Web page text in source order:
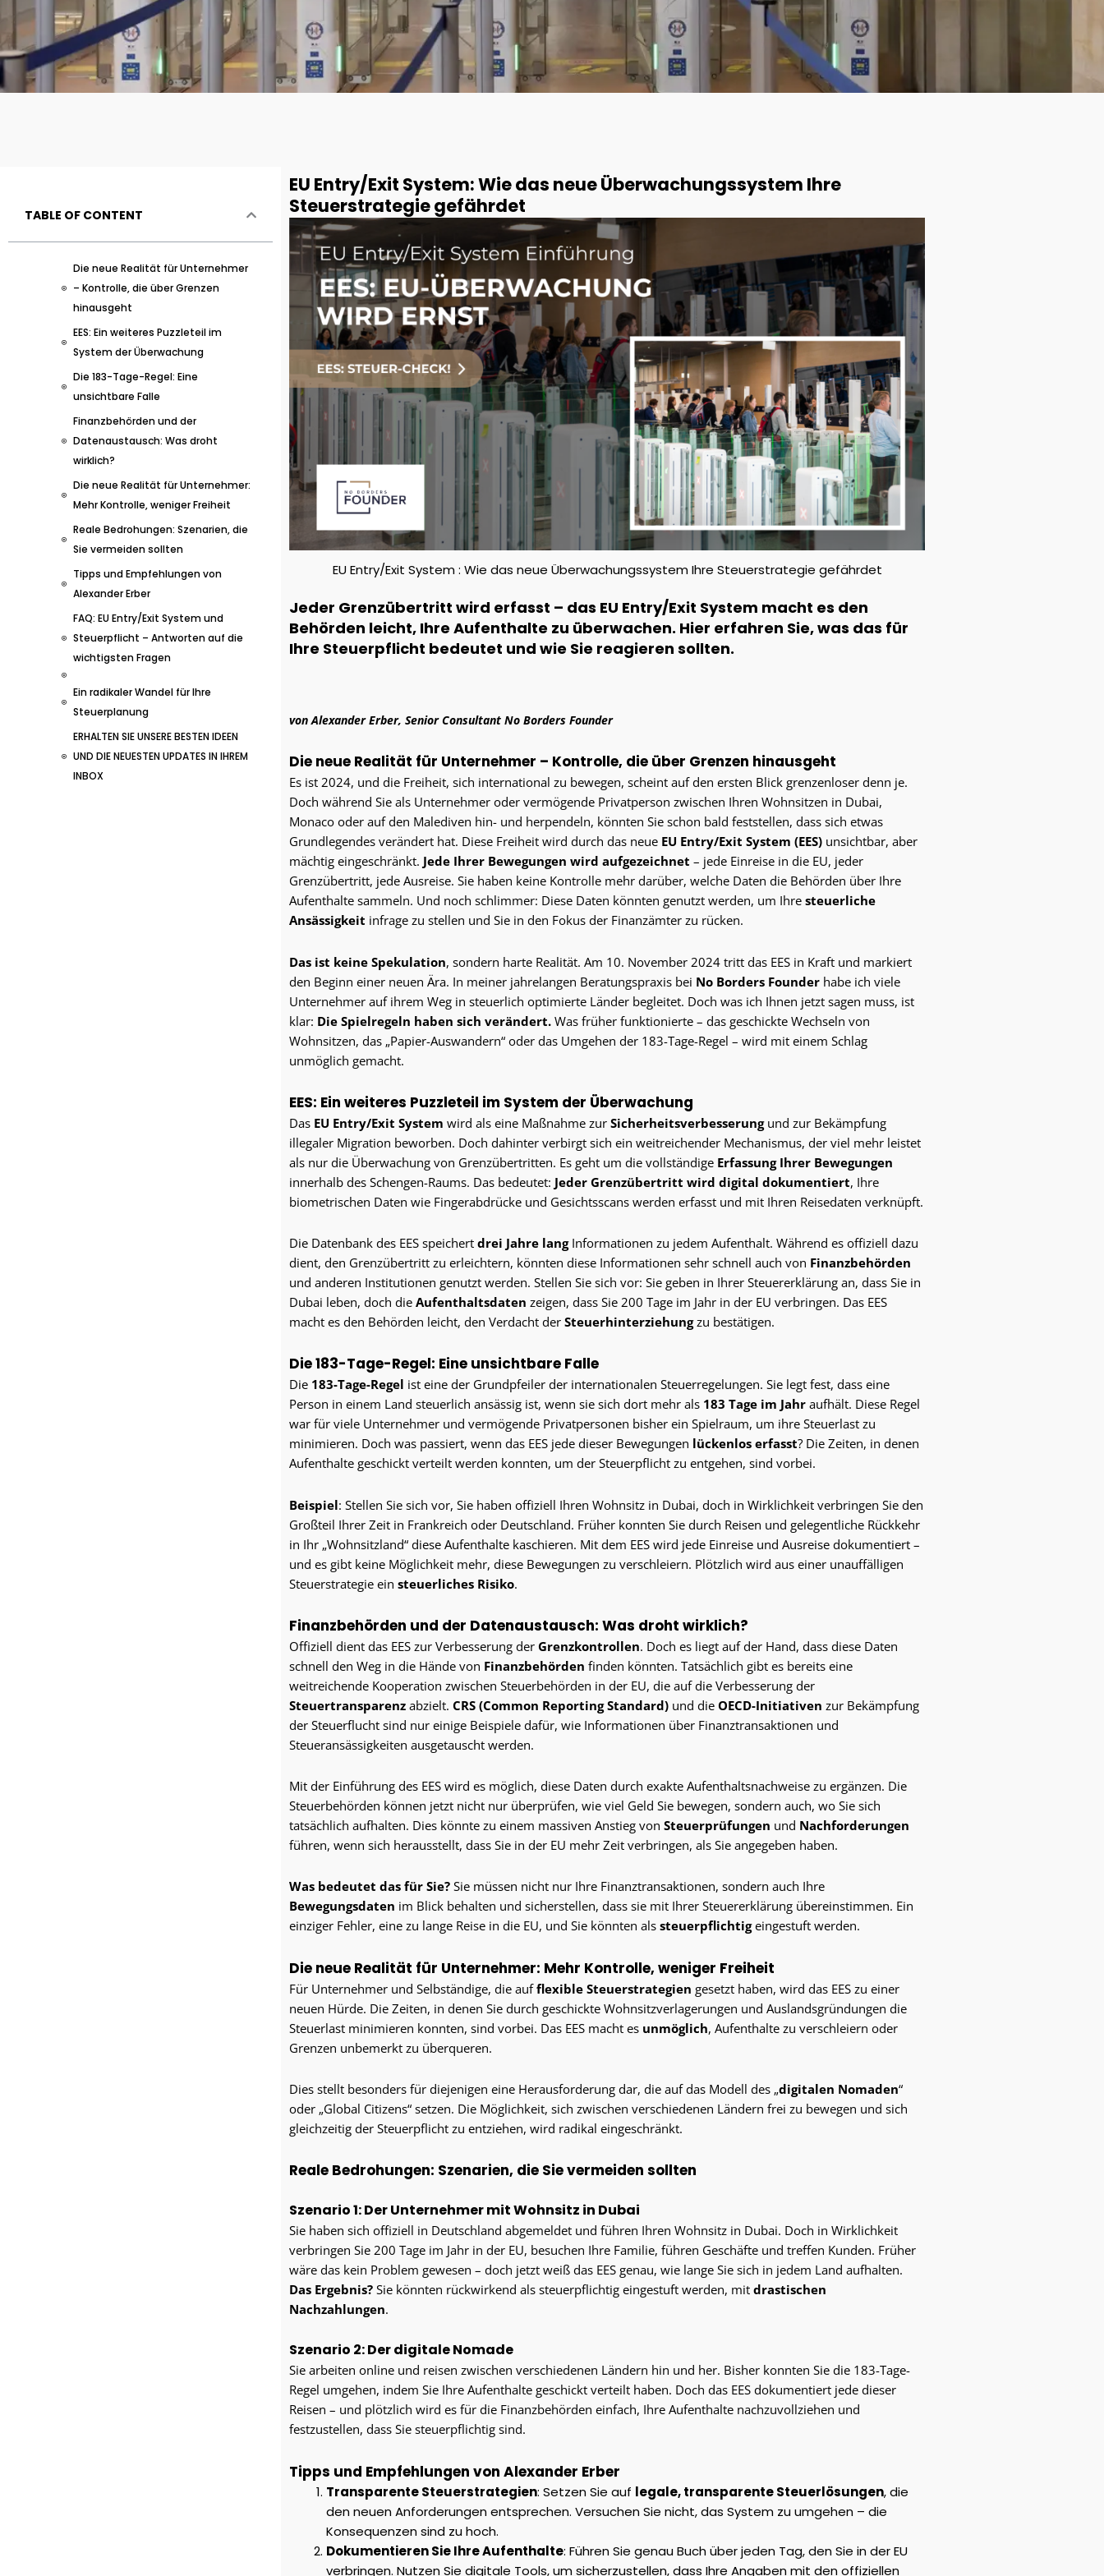
TABLE OF CONTENT
Die neue Realität für Unternehmer
– Kontrolle, die über Grenzen
hinausgeht
EES: Ein weiteres Puzzleteil im
System der Überwachung
Die 183-Tage-Regel: Eine
unsichtbare Falle
Finanzbehörden und der
Datenaustausch: Was droht
wirklich?
Die neue Realität für Unternehmer:
Mehr Kontrolle, weniger Freiheit
Reale Bedrohungen: Szenarien, die
Sie vermeiden sollten
Tipps und Empfehlungen von
Alexander Erber
FAQ: EU Entry/Exit System und
Steuerpflicht – Antworten auf die
wichtigsten Fragen
Ein radikaler Wandel für Ihre
Steuerplanung
ERHALTEN SIE UNSERE BESTEN IDEEN
UND DIE NEUESTEN UPDATES IN IHREM
INBOX
EU Entry/Exit System: Wie das neue Überwachungssystem Ihre
Steuerstrategie gefährdet
EU Entry/Exit System : Wie das neue Überwachungssystem Ihre Steuerstrategie gefährdet
Jeder Grenzübertritt wird erfasst – das EU Entry/Exit System macht es den
Behörden leicht, Ihre Aufenthalte zu überwachen. Hier erfahren Sie, was das für
Ihre Steuerpflicht bedeutet und wie Sie reagieren sollten.
von Alexander Erber, Senior Consultant No Borders Founder
Die neue Realität für Unternehmer – Kontrolle, die über Grenzen hinausgeht
Es ist 2024, und die Freiheit, sich international zu bewegen, scheint auf den ersten Blick grenzenloser denn je.
Doch während Sie als Unternehmer oder vermögende Privatperson zwischen Ihren Wohnsitzen in Dubai,
Monaco oder auf den Malediven hin- und herpendeln, könnten Sie schon bald feststellen, dass sich etwas
Grundlegendes verändert hat. Diese Freiheit wird durch das neue EU Entry/Exit System (EES) unsichtbar, aber
mächtig eingeschränkt. Jede Ihrer Bewegungen wird aufgezeichnet – jede Einreise in die EU, jeder
Grenzübertritt, jede Ausreise. Sie haben keine Kontrolle mehr darüber, welche Daten die Behörden über Ihre
Aufenthalte sammeln. Und noch schlimmer: Diese Daten könnten genutzt werden, um Ihre steuerliche
Ansässigkeit infrage zu stellen und Sie in den Fokus der Finanzämter zu rücken.
Das ist keine Spekulation, sondern harte Realität. Am 10. November 2024 tritt das EES in Kraft und markiert
den Beginn einer neuen Ära. In meiner jahrelangen Beratungspraxis bei No Borders Founder habe ich viele
Unternehmer auf ihrem Weg in steuerlich optimierte Länder begleitet. Doch was ich Ihnen jetzt sagen muss, ist
klar: Die Spielregeln haben sich verändert. Was früher funktionierte – das geschickte Wechseln von
Wohnsitzen, das „Papier-Auswandern“ oder das Umgehen der 183-Tage-Regel – wird mit einem Schlag
unmöglich gemacht.
EES: Ein weiteres Puzzleteil im System der Überwachung
Das EU Entry/Exit System wird als eine Maßnahme zur Sicherheitsverbesserungund zur Bekämpfung
illegaler Migration beworben. Doch dahinter verbirgt sich ein weitreichender Mechanismus, der viel mehr leistet
als nur die Überwachung von Grenzübertritten. Es geht um die vollständige Erfassung Ihrer Bewegungen
innerhalb des Schengen-Raums. Das bedeutet: Jeder Grenzübertritt wird digital dokumentiert, Ihre
biometrischen Daten wie Fingerabdrücke und Gesichtsscans werden erfasst und mit Ihren Reisedaten verknüpft.
Die Datenbank des EES speichert drei Jahre langInformationen zu jedem Aufenthalt. Während es offiziell dazu
dient, den Grenzübertritt zu erleichtern, könnten diese Informationen sehr schnell auch von Finanzbehörden
und anderen Institutionen genutzt werden. Stellen Sie sich vor: Sie geben in Ihrer Steuererklärung an, dass Sie in
Dubai leben, doch die Aufenthaltsdaten zeigen, dass Sie 200 Tage im Jahr in der EU verbringen. Das EES
macht es den Behörden leicht, den Verdacht der Steuerhinterziehungzu bestätigen.
Die 183-Tage-Regel: Eine unsichtbare Falle
Die 183-Tage-Regel ist eine der Grundpfeiler der internationalen Steuerregelungen. Sie legt fest, dass eine
Person in einem Land steuerlich ansässig ist, wenn sie sich dort mehr als 183 Tage im Jahr aufhält. Diese Regel
war für viele Unternehmer und vermögende Privatpersonen bisher ein Spielraum, um ihre Steuerlast zu
minimieren. Doch was passiert, wenn das EES jede dieser Bewegungen lückenlos erfasst? Die Zeiten, in denen
Aufenthalte geschickt verteilt werden konnten, um der Steuerpflicht zu entgehen, sind vorbei.
Beispiel: Stellen Sie sich vor, Sie haben offiziell Ihren Wohnsitz in Dubai, doch in Wirklichkeit verbringen Sie den
Großteil Ihrer Zeit in Frankreich oder Deutschland. Früher konnten Sie durch Reisen und gelegentliche Rückkehr
in Ihr „Wohnsitzland“ diese Aufenthalte kaschieren. Mit dem EES wird jede Einreise und Ausreise dokumentiert –
und es gibt keine Möglichkeit mehr, diese Bewegungen zu verschleiern. Plötzlich wird aus einer unauffälligen
Steuerstrategie ein steuerliches Risiko.
Finanzbehörden und der Datenaustausch: Was droht wirklich?
Offiziell dient das EES zur Verbesserung der Grenzkontrollen. Doch es liegt auf der Hand, dass diese Daten
schnell den Weg in die Hände von Finanzbehörden finden könnten. Tatsächlich gibt es bereits eine
weitreichende Kooperation zwischen Steuerbehörden in der EU, die auf die Verbesserung der
Steuertransparenz abzielt. CRS (Common Reporting Standard) und die OECD-Initiativen zur Bekämpfung
der Steuerflucht sind nur einige Beispiele dafür, wie Informationen über Finanztransaktionen und
Steueransässigkeiten ausgetauscht werden.
Mit der Einführung des EES wird es möglich, diese Daten durch exakte Aufenthaltsnachweise zu ergänzen. Die
Steuerbehörden können jetzt nicht nur überprüfen, wie viel Geld Sie bewegen, sondern auch, wo Sie sich
tatsächlich aufhalten. Dies könnte zu einem massiven Anstieg von Steuerprüfungen und Nachforderungen
führen, wenn sich herausstellt, dass Sie in der EU mehr Zeit verbringen, als Sie angegeben haben.
Was bedeutet das für Sie? Sie müssen nicht nur Ihre Finanztransaktionen, sondern auch Ihre
Bewegungsdaten im Blick behalten und sicherstellen, dass sie mit Ihrer Steuererklärung übereinstimmen. Ein
einziger Fehler, eine zu lange Reise in die EU, und Sie könnten als steuerpflichtigeingestuft werden.
Die neue Realität für Unternehmer: Mehr Kontrolle, weniger Freiheit
Für Unternehmer und Selbständige, die aufflexible Steuerstrategien gesetzt haben, wird das EES zu einer
neuen Hürde. Die Zeiten, in denen Sie durch geschickte Wohnsitzverlagerungen und Auslandsgründungen die
Steuerlast minimieren konnten, sind vorbei. Das EES macht es unmöglich, Aufenthalte zu verschleiern oder
Grenzen unbemerkt zu überqueren.
Dies stellt besonders für diejenigen eine Herausforderung dar, die auf das Modell des „digitalen Nomaden“
oder „Global Citizens“ setzen. Die Möglichkeit, sich zwischen verschiedenen Ländern frei zu bewegen und sich
gleichzeitig der Steuerpflicht zu entziehen, wird radikal eingeschränkt.
Reale Bedrohungen: Szenarien, die Sie vermeiden sollten
Szenario 1: Der Unternehmer mit Wohnsitz in Dubai
Sie haben sich offiziell in Deutschland abgemeldet und führen Ihren Wohnsitz in Dubai. Doch in Wirklichkeit
verbringen Sie 200 Tage im Jahr in der EU, besuchen Ihre Familie, führen Geschäfte und treffen Kunden. Früher
wäre das kein Problem gewesen – doch jetzt weiß das EES genau, wie lange Sie sich in jedem Land aufhalten.
Das Ergebnis? Sie könnten rückwirkend als steuerpflichtig eingestuft werden, mit drastischen
Nachzahlungen.
Szenario 2: Der digitale Nomade
Sie arbeiten online und reisen zwischen verschiedenen Ländern hin und her. Bisher konnten Sie die 183-Tage-
Regel umgehen, indem Sie Ihre Aufenthalte geschickt verteilt haben. Doch das EES dokumentiert jede dieser
Reisen – und plötzlich wird es für die Finanzbehörden einfach, Ihre Aufenthalte nachzuvollziehen und
festzustellen, dass Sie steuerpflichtig sind.
Tipps und Empfehlungen von Alexander Erber
Transparente Steuerstrategien: Setzen Sie auf legale, transparente Steuerlösungen, die
den neuen Anforderungen entsprechen. Versuchen Sie nicht, das System zu umgehen – die
Konsequenzen sind zu hoch.
Dokumentieren Sie Ihre Aufenthalte: Führen Sie genau Buch über jeden Tag, den Sie in der EU
verbringen. Nutzen Sie digitale Tools, um sicherzustellen, dass Ihre Angaben mit den offiziellen